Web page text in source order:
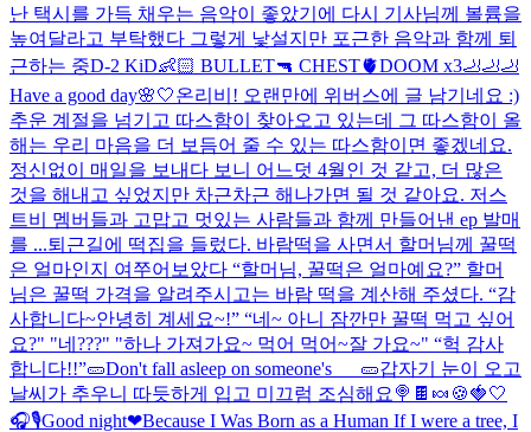
난 택시를 가득 채우는 음악이 좋았기에 다시 기사님께 볼륨을
높여달라고 부탁했다 그렇게 낯설지만 포근한 음악과 함께 퇴
근하는 중D-2 KiD👶🏻 BULLET🔫 CHEST🫀DOOM x3🦶🦶🦶
Have a good day🌸🤍온리비! 오랜만에 위버스에 글 남기네요 :)
추운 계절을 넘기고 따스함이 찾아오고 있는데 그 따스함이 올
해는 우리 마음을 더 보듬어 줄 수 있는 따스함이면 좋겠네요.
정신없이 매일을 보내다 보니 어느덧 4월인 것 같고, 더 많은
것을 해내고 싶었지만 차근차근 해나가면 될 것 같아요. 저스
트비 멤버들과 고맙고 멋있는 사람들과 함께 만들어낸 ep 발매
를 ...퇴근길에 떡집을 들렀다. 바람떡을 사면서 할머님께 꿀떡
은 얼마인지 여쭈어보았다 “할머님, 꿀떡은 얼마예요?” 할머
님은 꿀떡 가격을 알려주시고는 바람 떡을 계산해 주셨다. “감
사합니다~안녕히 계세요~!” “네~ 아니 잠깐만 꿀떡 먹고 싶어
요?" "네???" "하나 가져가요~ 먹어 먹어~잘 가요~" “헉 감사
합니다!!”🥒Don't fall asleep on someone's___🥒갑자기 눈이 오고
날씨가 추우니 따듯하게 입고 미끄럼 조심해요 🍭🍫🍬🍪🍓🤍
🎧🎙️Good night❤Because I Was Born as a Human If I were a tree, I